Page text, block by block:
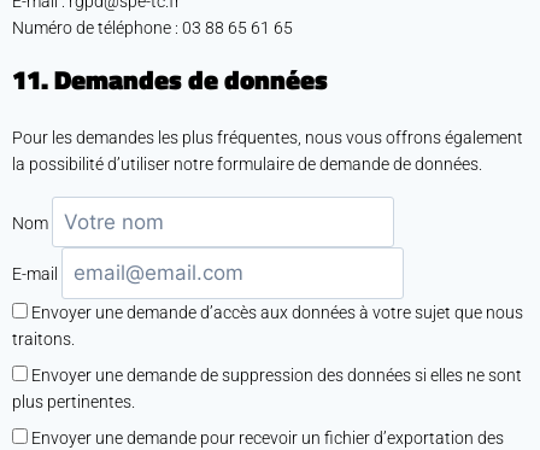
Numéro de téléphone : 03 88 65 61 65
11. Demandes de données
Pour les demandes les plus fréquentes, nous vous offrons également
la possibilité d’utiliser notre formulaire de demande de données.
Nom
E-mail
Envoyer une demande d’accès aux données à votre sujet que nous
traitons.
Envoyer une demande de suppression des données si elles ne sont
plus pertinentes.
Envoyer une demande pour recevoir un fichier d’exportation des